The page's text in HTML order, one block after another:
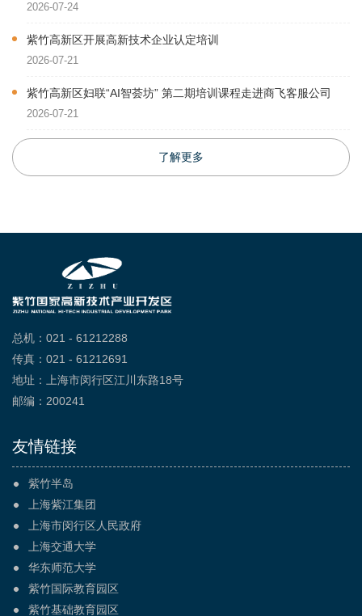
2026-07-24
紫竹高新区开展高新技术企业认定培训
2026-07-21
紫竹高新区妇联“AI智荟坊” 第二期培训课程走进商飞客服公司
2026-07-21
了解更多
总机：021 - 61212288
传真：021 - 61212691
地址：上海市闵行区江川东路18号
邮编：200241
友情链接
紫竹半岛
上海紫江集团
上海市闵行区人民政府
上海交通大学
华东师范大学
紫竹国际教育园区
紫竹基础教育园区